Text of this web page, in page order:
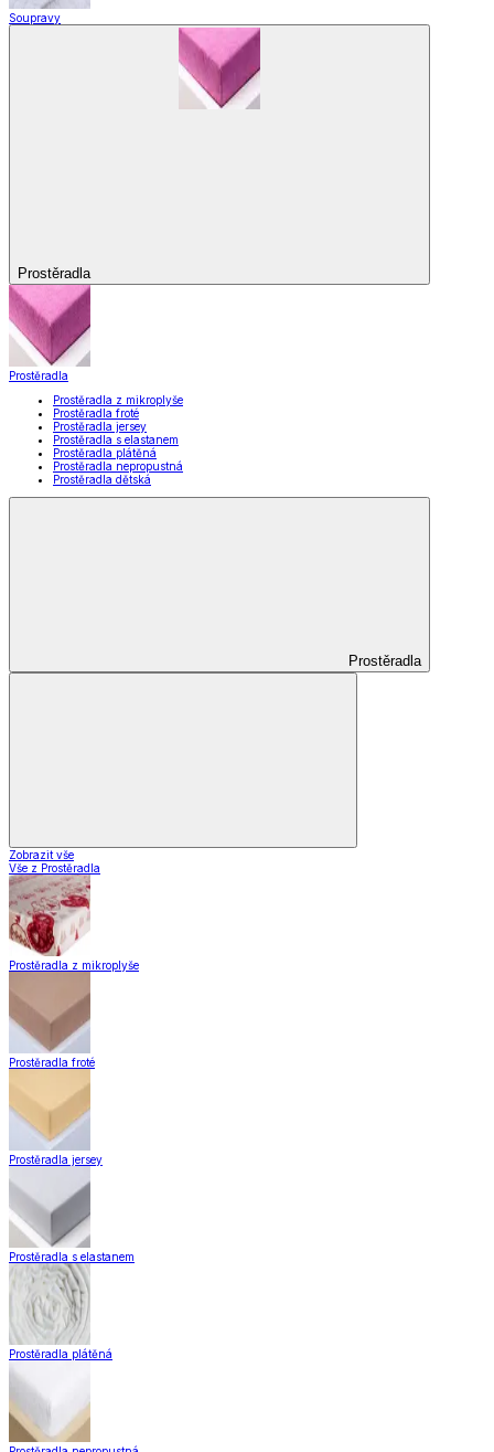
Soupravy
Prostěradla
Prostěradla
Prostěradla z mikroplyše
Prostěradla froté
Prostěradla jersey
Prostěradla s elastanem
Prostěradla plátěná
Prostěradla nepropustná
Prostěradla dětská
Prostěradla
Zobrazit vše
Vše z Prostěradla
Prostěradla z mikroplyše
Prostěradla froté
Prostěradla jersey
Prostěradla s elastanem
Prostěradla plátěná